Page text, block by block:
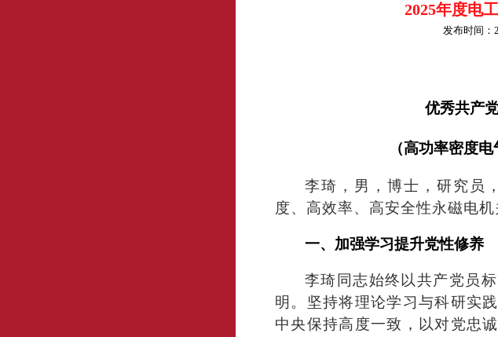
2025年度电
发布时间：
优秀共产
（高功率密度
李琦，男，博士，研究员
度、高效率、高安全性永磁电机
一、加强学习提升党性修养
李琦同志始终以共产党员
明。坚持将理论学习与科研实
中央保持高度一致，以对党忠